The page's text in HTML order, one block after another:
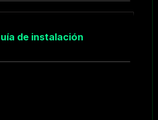
de instalación